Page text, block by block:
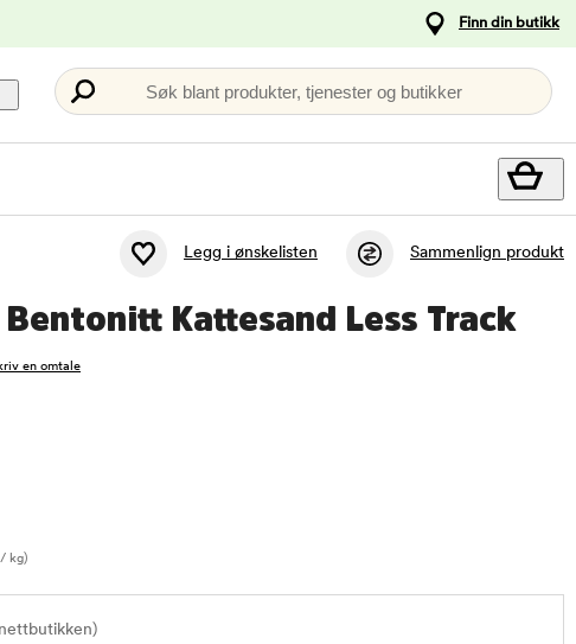
Finn din butikk
Søk blant produkter, tjenester og butikker
Legg i ønskelisten Sammenlign produkt
Kattesand Less Track
en omtale
/ kg)